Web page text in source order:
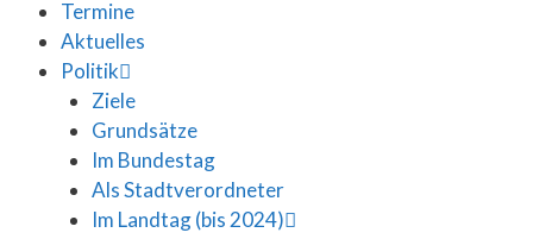
Termine
Aktuelles
Politik
Ziele
Grundsätze
Im Bundestag
Als Stadtverordneter
Im Landtag (bis 2024)